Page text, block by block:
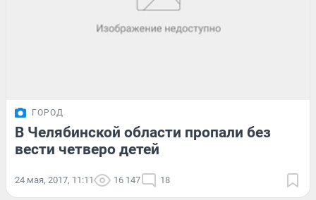
ГОРОД
В Челябинской области пропали без
вести четверо детей
24 мая, 2017, 11:11 16 147 18